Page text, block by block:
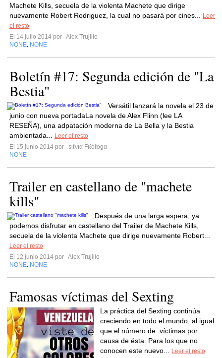
Machete Kills, secuela de la violenta Machete que dirige
nuevamente Robert Rodriguez, la cual no pasará por cines...
Leer
el resto
El 14 julio 2014 por Alex Trujillo
NONE NONE
Boletín #17: Segunda edición de "La
Bestia"
Versátil lanzará la novela el 23 de
junio con nueva portadaLa novela de Alex Flinn (lee LA
RESEÑA), una adpatación moderna de La Bella y la Bestia
ambientada...
Leer el resto
El 15 junio 2014 por
ѕιℓνια Fιℓóℓogα
NONE
Trailer en castellano de "machete
kills"
Después de una larga espera, ya
podemos disfrutar en castellano del Trailer de Machete Kills,
secuela de la violenta Machete que dirige nuevamente Robert...
Leer el resto
El 12 junio 2014 por Alex Trujillo
NONE NONE
Famosas víctimas del Sexting
La práctica del Sexting continúa
creciendo en todo el mundo, al igual
que el número de víctimas por
causa de ésta. Para los que no
conocen este nuevo...
Leer el resto